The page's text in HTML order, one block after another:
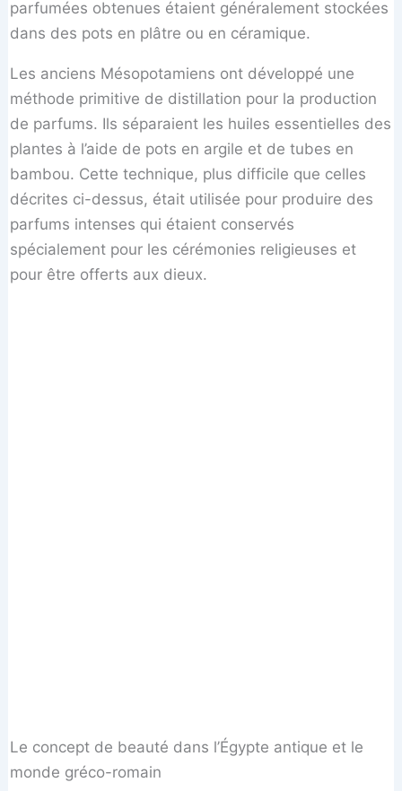
parfumées obtenues étaient généralement stockées
dans des pots en plâtre ou en céramique.
Les anciens Mésopotamiens ont développé une
méthode primitive de distillation pour la production
de parfums. Ils séparaient les huiles essentielles des
plantes à l’aide de pots en argile et de tubes en
bambou. Cette technique, plus difficile que celles
décrites ci-dessus, était utilisée pour produire des
parfums intenses qui étaient conservés
spécialement pour les cérémonies religieuses et
pour être offerts aux dieux.
Le concept de beauté dans l’Égypte antique et le
monde gréco-romain